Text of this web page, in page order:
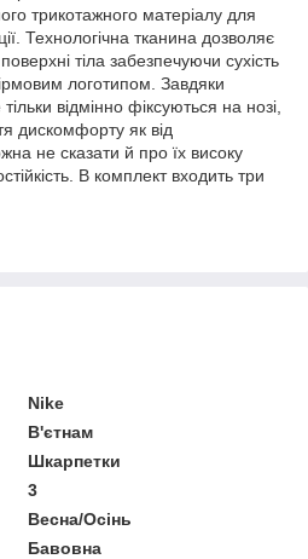
трикотажного матеріалу для
Технологічна тканина дозволяє
тіла забезпечуючи сухість
логотипом. Завдяки
відмінно фіксуються на нозі,
дискомфорту як від
не сказати й про їх високу
В комплект входить три
Nike
В'єтнам
Шкарпетки
3
Весна/Осінь
Бавовна